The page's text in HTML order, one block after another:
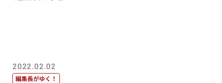
2022.02.02
編集長がゆく！